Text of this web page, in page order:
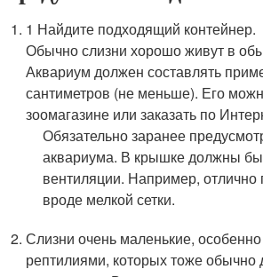
1 Найдите подходящий контейнер.
Обычно слизни хорошо живут в
Аквариум должен составлять
сантиметров (не меньше). Его
зоомагазине или заказать по
Обязательно заранее
аквариума. В крышке должны
вентиляции. Например, отлично
вроде мелкой сетки.
Слизни очень маленькие,
рептилиями, которых тоже обычно